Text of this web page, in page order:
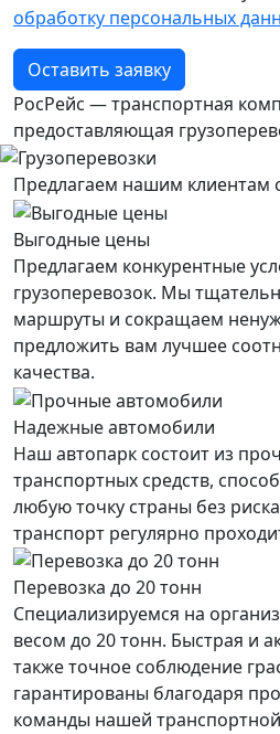
обработку персональных
Оставить заявку
РосРейс — транспортная
предоставляющая
Предлагаем нашим клиентам
Выгодные цены
Предлагаем конкурентные
грузоперевозок. Мы
маршруты и сокращаем
предложить вам лучшее
качества.
Надежные автомобили
Наш автопарк состоит из
транспортных средств,
любую точку страны без
транспорт регулярно
Перевозка до 20 тонн
Специализируемся на
весом до 20 тонн. Быстрая и
также точное соблюдение
гарантированы благодаря
команды нашей